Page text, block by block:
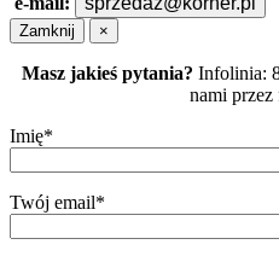
Zamknij ×
Masz jakieś pytania? Infolinia:
nami
Imię*
Twój email*